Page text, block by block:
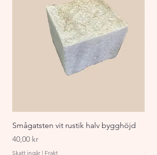
Smågatsten vit rustik halv bygghöjd
Pris
40,00 kr
Skatt ingår | Frakt
Pris